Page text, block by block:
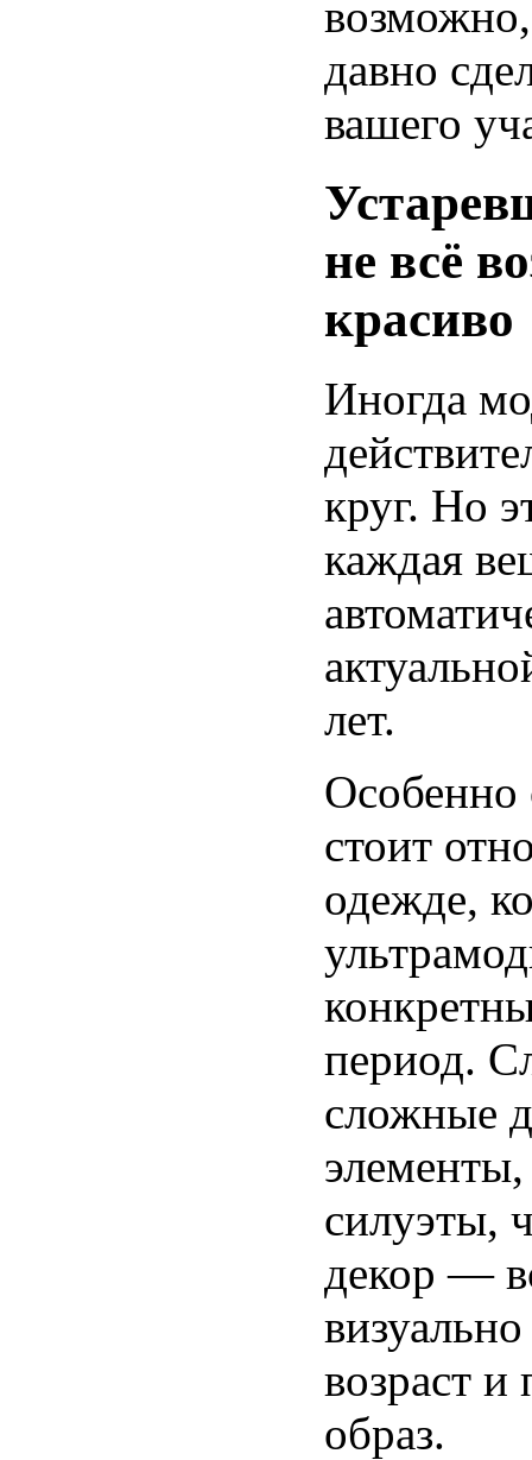
давно
вашего
не всё
красиво
Иногда
круг. Но
каждая
лет.
Особенно
стоит
одежде,
период.
сложные
силуэты,
декор —
возраст и
образ.